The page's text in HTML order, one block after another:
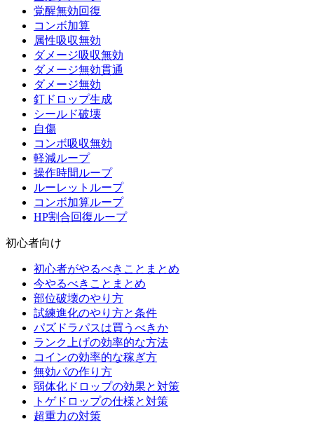
覚醒無効回復
コンボ加算
属性吸収無効
ダメージ吸収無効
ダメージ無効貫通
ダメージ無効
釘ドロップ生成
シールド破壊
自傷
コンボ吸収無効
軽減ループ
操作時間ループ
ルーレットループ
コンボ加算ループ
HP割合回復ループ
初心者向け
初心者がやるべきことまとめ
今やるべきことまとめ
部位破壊のやり方
試練進化のやり方と条件
パズドラパスは買うべきか
ランク上げの効率的な方法
コインの効率的な稼ぎ方
無効パの作り方
弱体化ドロップの効果と対策
トゲドロップの仕様と対策
超重力の対策